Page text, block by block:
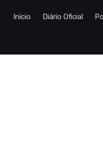
Início Diário Oficial